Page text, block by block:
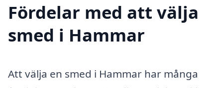
Fördelar med att välja
smed i Hammar
Att välja en smed i Hammar har många